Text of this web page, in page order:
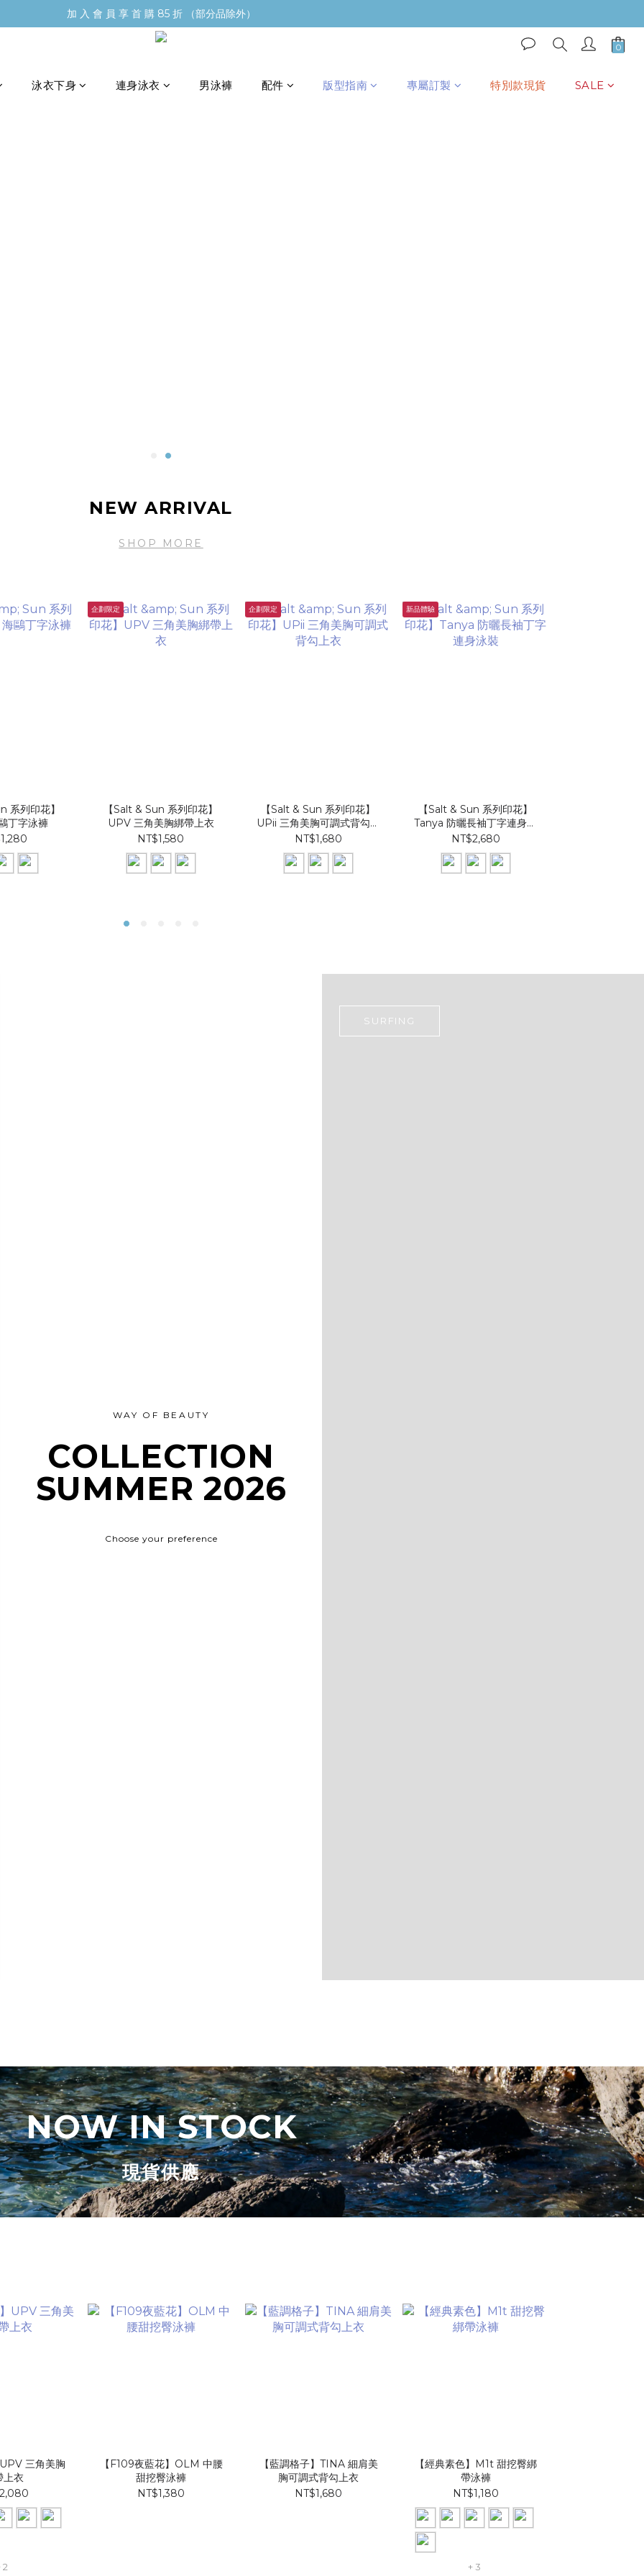
加 入 會 員 享 首 購 85 折 （部分品除外）
泳衣下身 連身泳衣 男泳褲 配件 版型指南 專屬訂製 特別款現貨 SALE
NEW ARRIVAL
SHOP MORE
系列印花】
丁字泳褲
企劃限定
【Salt & Sun 系列印花】
UPV 三角美胸綁帶上衣
NT$1,580
企劃限定
【Salt & Sun 系列印花】
UPii 三角美胸可調式背勾上
衣
NT$1,680
新品體驗
【Salt & Sun 系列印花】
Tanya 防曬長袖丁字連身泳
裝
NT$2,680
WAY OF BEAUTY
COLLECTION
SUMMER 2026
Choose your preference
SURFING
NOW IN STOCK
現貨供應
三角美胸
上衣
2
【F109夜藍花】​OLM 中腰
甜挖臀泳褲
NT$1,380
【藍調格子】TINA 細肩美
胸可調式背勾上衣
NT$1,680
【經典素色】M1t 甜挖臀綁
帶泳褲​​​
NT$1,180
+ 3